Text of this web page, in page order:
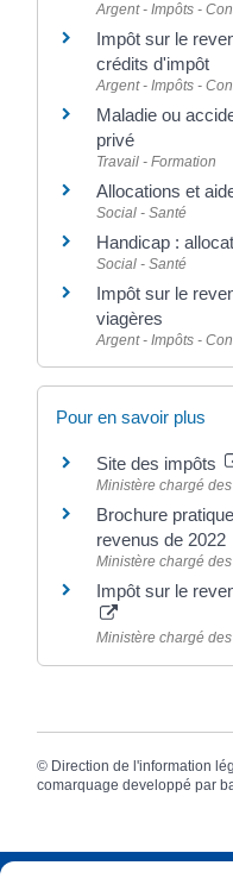
Argent - Impôts -
Impôt sur le
crédits d'impôt
Argent - Impôts -
Maladie ou
privé
Travail - Formation
Allocations et
Social - Santé
Handicap :
Social - Santé
Impôt sur le
viagères
Argent - Impôts -
Pour en savoir plus
Site des impôts
Ministère chargé
Brochure
revenus de 2022
Ministère chargé
Impôt sur le
Ministère chargé
© Direction de l'information
comarquage developpé par